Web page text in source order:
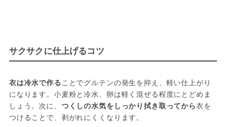
サクサクに仕上げるコツ
衣は冷水で作る ことでグルテンの発生を抑え、軽い仕上がり
になります。小麦粉と冷水、卵は軽く混ぜる程度にとどめま
しょう。次に、 つくしの水気をしっかり拭き取ってから衣を
つけることで、剥がれにくくなります。